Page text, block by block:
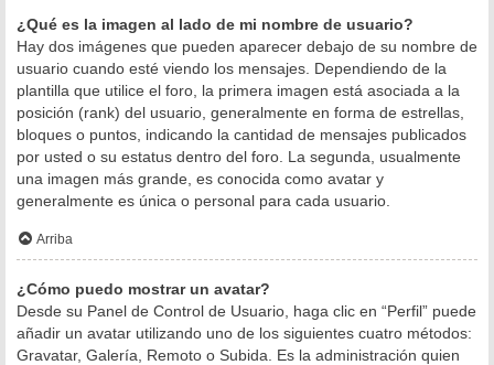
¿Qué es la imagen al lado de mi nombre de usuario?
Hay dos imágenes que pueden aparecer debajo de su nombre de
usuario cuando esté viendo los mensajes. Dependiendo de la
plantilla que utilice el foro, la primera imagen está asociada a la
posición (rank) del usuario, generalmente en forma de estrellas,
bloques o puntos, indicando la cantidad de mensajes publicados
por usted o su estatus dentro del foro. La segunda, usualmente
una imagen más grande, es conocida como avatar y
generalmente es única o personal para cada usuario.
Arriba
¿Cómo puedo mostrar un avatar?
Desde su Panel de Control de Usuario, haga clic en “Perfil” puede
añadir un avatar utilizando uno de los siguientes cuatro métodos:
Gravatar, Galería, Remoto o Subida. Es la administración quien